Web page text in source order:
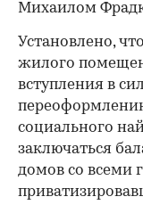
Михаилом
Установлено,
жилого
вступления в
социального
заключаться
домов со всеми